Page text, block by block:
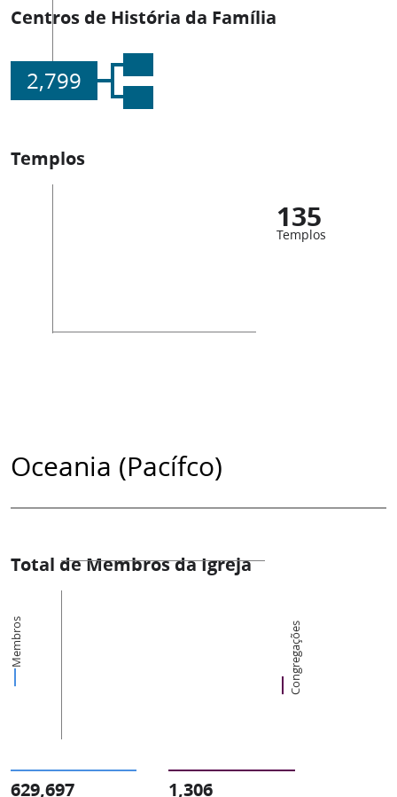
Centros de História da Família
2,799
Templos
135
Templos
Oceania (Pacífco)
Total de Membros da Igreja
Membros Congregações
629,697 1,306